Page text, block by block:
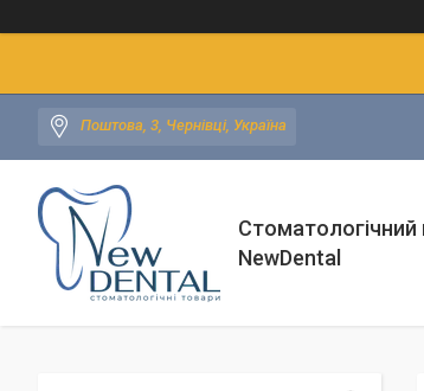
Поштова, 3, Чернівці, Україна
Стоматологічний
NewDental